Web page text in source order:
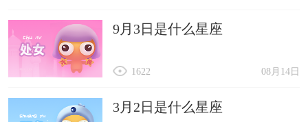
9月3日是什么星座
08月14日
1622
3月2日是什么星座